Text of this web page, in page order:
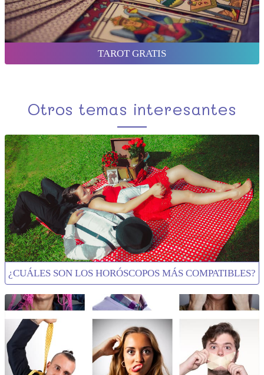
TAROT GRATIS
Otros temas interesantes
¿CUÁLES SON LOS HORÓSCOPOS MÁS COMPATIBLES?